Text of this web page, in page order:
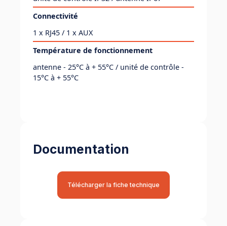
Connectivité
1 x RJ45 / 1 x AUX
Température de fonctionnement
antenne - 25°C à + 55°C / unité de contrôle -
15°C à + 55°C
Documentation
Télécharger la fiche technique